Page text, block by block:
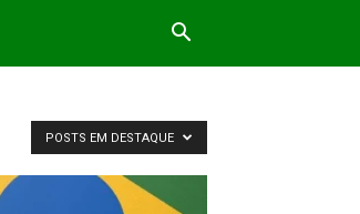
POSTS EM DESTAQUE